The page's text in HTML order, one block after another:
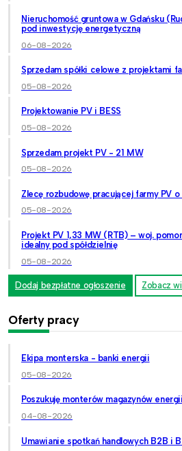
Nieruchomość gruntowa w Gdańsku
pod inwestycję energetyczną
06-08-2026
Sprzedam spółki celowe z projektami
05-08-2026
Projektowanie PV i BESS
05-08-2026
Sprzedam projekt PV - 21 MW
05-08-2026
Zlecę rozbudowę pracującej farmy PV o
05-08-2026
Projekt PV 1,33 MW (RTB) – woj.
idealny pod spółdzielnię
05-08-2026
Dodaj bezpłatne ogłoszenie Zobacz
Oferty pracy
Ekipa monterska - banki energii
05-08-2026
Poszukuję monterów magazynów
04-08-2026
Umawianie spotkań handlowych B2B i